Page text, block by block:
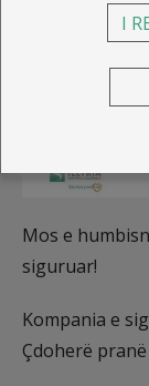
Mos e
siguruar!
Kompania e
Çdoherë
I